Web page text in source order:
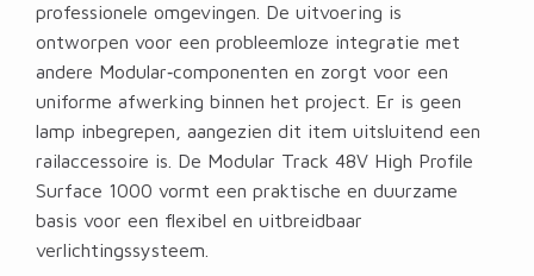
professionele omgevingen. De uitvoering is
ontworpen voor een probleemloze integratie met
andere Modular‑componenten en zorgt voor een
uniforme afwerking binnen het project. Er is geen
lamp inbegrepen, aangezien dit item uitsluitend een
railaccessoire is. De Modular Track 48V High Profile
Surface 1000 vormt een praktische en duurzame
basis voor een flexibel en uitbreidbaar
verlichtingssysteem.